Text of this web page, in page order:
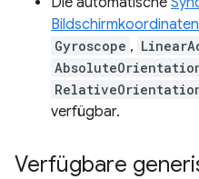
Bildschirmkoordinaten
Gyroscope ,
verfügbar.
Verfügbare